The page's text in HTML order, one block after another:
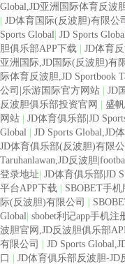
Global,JD亚洲国际体育反波
JD体育国际(反波胆)有限公
Sports Global JD Sports
胆俱乐部APP下载
JD体育
亚洲国际,JD国际(反波胆)有
际体育反波胆,JD Sportbook
公司|乐游国际官方网站
JD
反波胆俱乐部投资官网
盛
网站
JD体育俱乐部|JD
Global
JD Sports Global,JD
JD体育俱乐部(反波胆)有限公
Taruhanlawan,JD反波胆
登录地址 JD体育俱乐部|JD
平台APP下载
SBOBET手
际(反波胆)有限公司
Global sbobet利记app手机注
波胆官网,JD反波胆俱乐部
有限公司
JD Sports
口
JD体育俱乐部反波胆-JD